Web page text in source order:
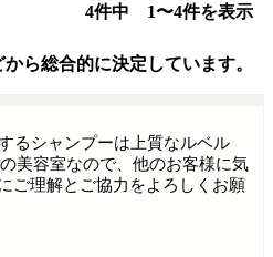
4件中 1〜4件を表示
ら総合的に決定しています。
るシャンプーは上質なルベル
美容室なので、他のお客様に気
ご理解とご協力をよろしくお願